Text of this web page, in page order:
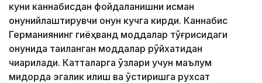
куни каннабисдан фойдаланишни қисман
қонунийлаштирувчи қонун кучга кирди. Каннабис
Германиянинг гиёҳванд моддалар тўғрисидаги
қонунида тақиқланган моддалар рўйхатидан
чиқарилади. Катталарга ўзлари учун маълум
миқдорда эгалик қилиш ва ўстиришга рухсат